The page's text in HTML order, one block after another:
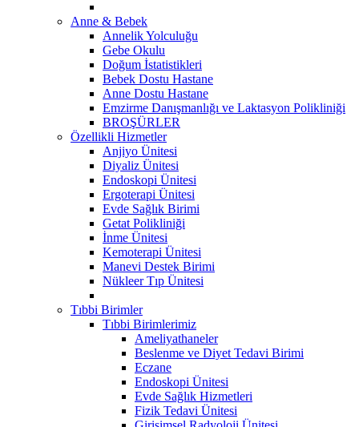
Anne & Bebek
Annelik Yolculuğu
Gebe Okulu
Doğum İstatistikleri
Bebek Dostu Hastane
Anne Dostu Hastane
Emzirme Danışmanlığı ve Laktasyon Polikliniği
BROŞÜRLER
Özellikli Hizmetler
Anjiyo Ünitesi
Diyaliz Ünitesi
Endoskopi Ünitesi
Ergoterapi Ünitesi
Evde Sağlık Birimi
Getat Polikliniği
İnme Ünitesi
Kemoterapi Ünitesi
Manevi Destek Birimi
Nükleer Tıp Ünitesi
Tıbbi Birimler
Tıbbi Birimlerimiz
Ameliyathaneler
Beslenme ve Diyet Tedavi Birimi
Eczane
Endoskopi Ünitesi
Evde Sağlık Hizmetleri
Fizik Tedavi Ünitesi